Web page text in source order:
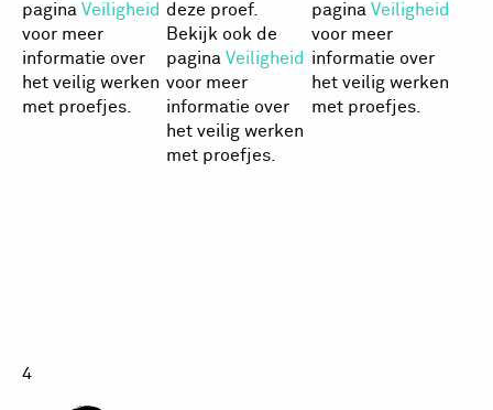
pagina Veiligheid
voor meer
informatie over
het veilig werken
met proefjes.
deze proef.
Bekijk ook de
paginaVeiligheid
voor meer
informatie over
het veilig werken
met proefjes.
pagina Veiligheid
voor meer
informatie over
het veilig werken
met proefjes.
4